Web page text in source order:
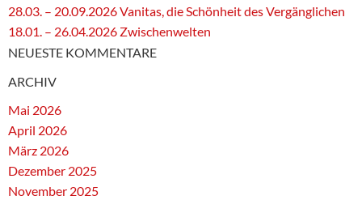
28.03. – 20.09.2026 Vanitas, die Schönheit des Vergänglichen
18.01. – 26.04.2026 Zwischenwelten
NEUESTE KOMMENTARE
ARCHIV
Mai 2026
April 2026
März 2026
Dezember 2025
November 2025